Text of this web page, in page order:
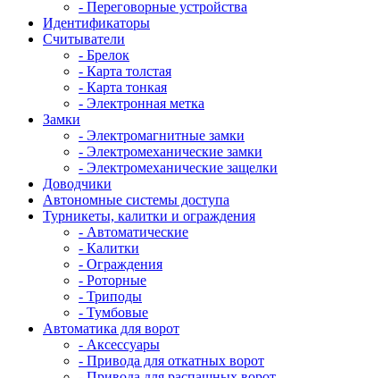
- Переговорные устройства
Идентификаторы
Считыватели
- Брелок
- Карта толстая
- Карта тонкая
- Электронная метка
Замки
- Электромагнитные замки
- Электромеханические замки
- Электромеханические защелки
Доводчики
Автономные системы доступа
Турникеты, калитки и ограждения
- Автоматические
- Калитки
- Ограждения
- Роторные
- Триподы
- Тумбовые
Автоматика для ворот
- Аксессуары
- Привода для откатных ворот